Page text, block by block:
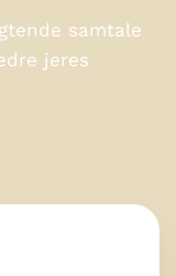
samtale
jeres